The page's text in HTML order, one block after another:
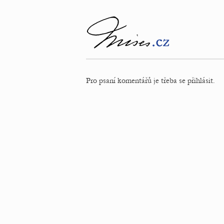
Pro psaní komentářů je třeba se přihlásit.